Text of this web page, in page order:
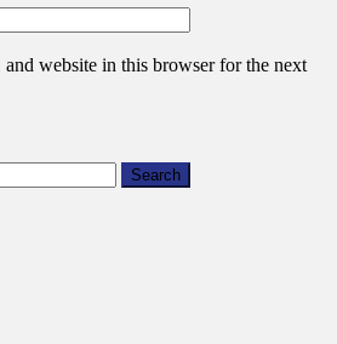
and website in this browser for the next